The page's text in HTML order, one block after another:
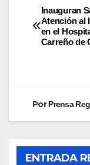
Inauguran
Atención al
en el
Carreño de
PorPrensa
ENTRADA